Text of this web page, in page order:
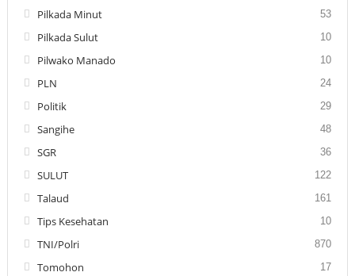
Pilkada Minut 53
Pilkada Sulut 10
Pilwako Manado 10
PLN 24
Politik 29
Sangihe 48
SGR 36
SULUT 122
Talaud 161
Tips Kesehatan 10
TNI/Polri 870
Tomohon 17